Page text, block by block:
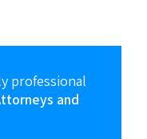
professional
and